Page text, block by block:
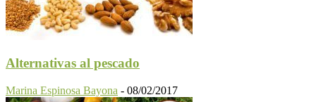
Alternativas al pescado
Marina Espinosa Bayona - 08/02/2017